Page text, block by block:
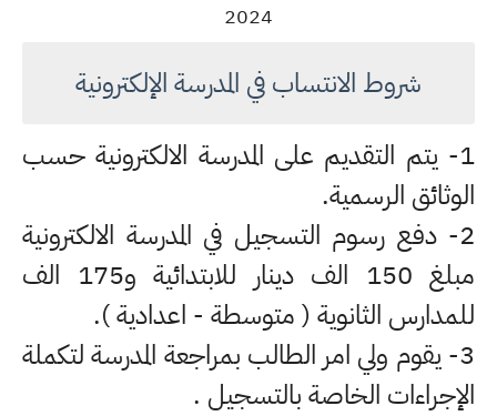
2024
شروط الانتساب في المدرسة الإلكترونية
1- يتم التقديم على المدرسة الالكترونية حسب
الوثائق الرسمية.
2- دفع رسوم التسجيل في المدرسة الالكترونية
مبلغ 150 الف دينار للابتدائية و175 الف
للمدارس الثانوية ( متوسطة - اعدادية ).
3- يقوم ولي امر الطالب بمراجعة المدرسة لتكملة
الإجراءات الخاصة بالتسجيل .